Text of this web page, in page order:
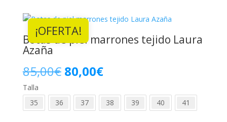
85,00€.
80,00€.
¡OFERTA!
Botas de piel marrones tejido Laura
Azaña
85,00€ El
precio
original
80,00€El
precio
actual
Talla
35
36 37 38 39 40 41